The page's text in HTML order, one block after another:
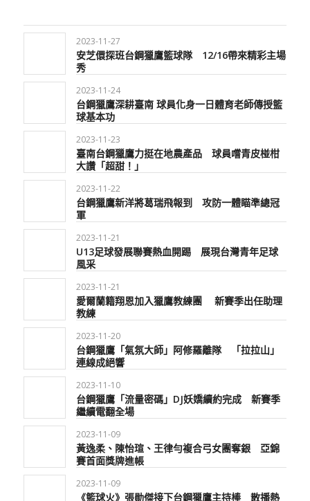
2023-11-27
安芝儇探班台鋼獵鷹籃球隊 12/16帶來精彩主場
秀
2023-11-24
台鋼獵鷹深耕臺南 球員化身一日體育老師傳授籃
球基本功
2023-11-23
臺南台鋼獵鷹力挺在地農產品 球員嚐青皮椪柑
大讚「超甜！」
2023-11-22
台鋼獵鷹新洋將葛瑞飛報到 攻防一體瞄準總冠
軍
2023-11-21
U13足球發展聯賽熱血開踢 展現台灣青年足球
風采
2023-11-21
愛爾蘭籍翔恩加入獵鷹教練團 新賽季出任助理
教練
2023-11-20
台鋼獵鷹「氣氛大師」阿修羅離隊 「拉拉山」
連線成絕響
2023-11-10
台鋼獵鷹「流量密碼」DJ妖嬌續約完成 新賽季
繼續電翻全場
2023-11-09
黃逸柔、陳怡瑄、王律勻複合弓女團奪銀 亞錦
賽首面獎牌進帳
2023-11-09
《籃球火》張勛傑接下台鋼獵鷹主持棒 散播熱